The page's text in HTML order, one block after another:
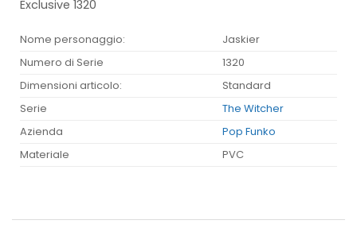
Exclusive 1320
Nome personaggio:
Jaskier
Numero di Serie
1320
Dimensioni articolo:
Standard
Serie
The Witcher
Azienda
Pop Funko
Materiale
PVC